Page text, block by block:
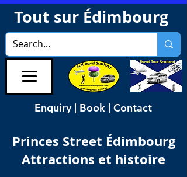
Tout sur Édimbourg
Enquiry | Book | Contact
Princes Street Édimbourg
Attractions et histoire